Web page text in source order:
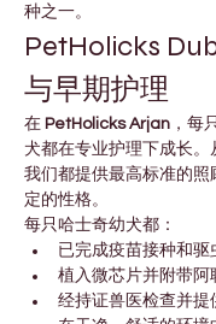
种之一。
PetHolicks
与早期护理
在 PetHolicks Arjan ，每
犬都在专业护理下成长。
我们都提供最高标准的照
定的性格。
每只哈士奇幼犬都：
已完成疫苗接种和驱
植入微芯片并附带阿
经持证兽医检查并提